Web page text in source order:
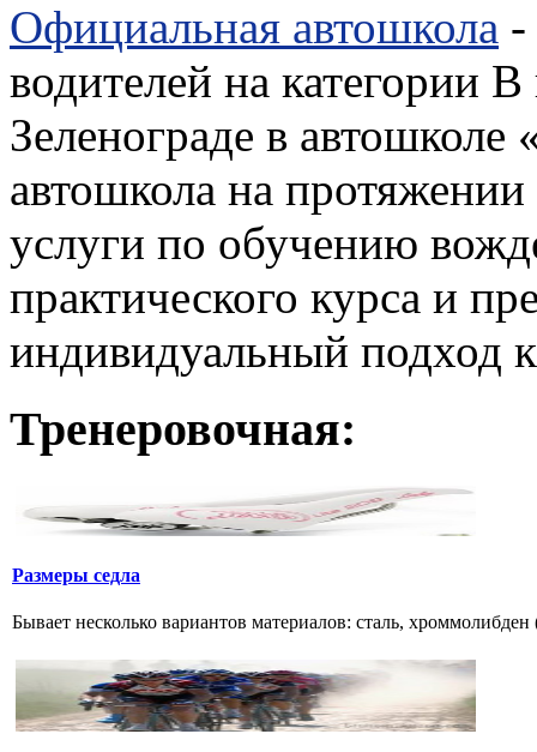
Официальная автошкола -
водителей на категории
Зеленограде в
автошкола на
услуги по обучению
практического курса и
индивидуальный подход
Тренеровочная:
Размеры седла
Бывает несколько вариантов материалов: сталь,